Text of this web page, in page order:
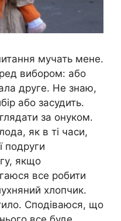
мучать мене.
вибором: або
друге. Не знаю,
або засудить.
за онуком.
як в ті часи,
подруги
якщо
все робити
хлопчик.
Сподіваюся, що